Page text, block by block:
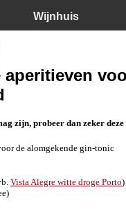
Wijnhuis
aperitieven
zijn, probeer dan zeker
de alomgekende gin-tonic
Vista Alegre witte droge Porto)